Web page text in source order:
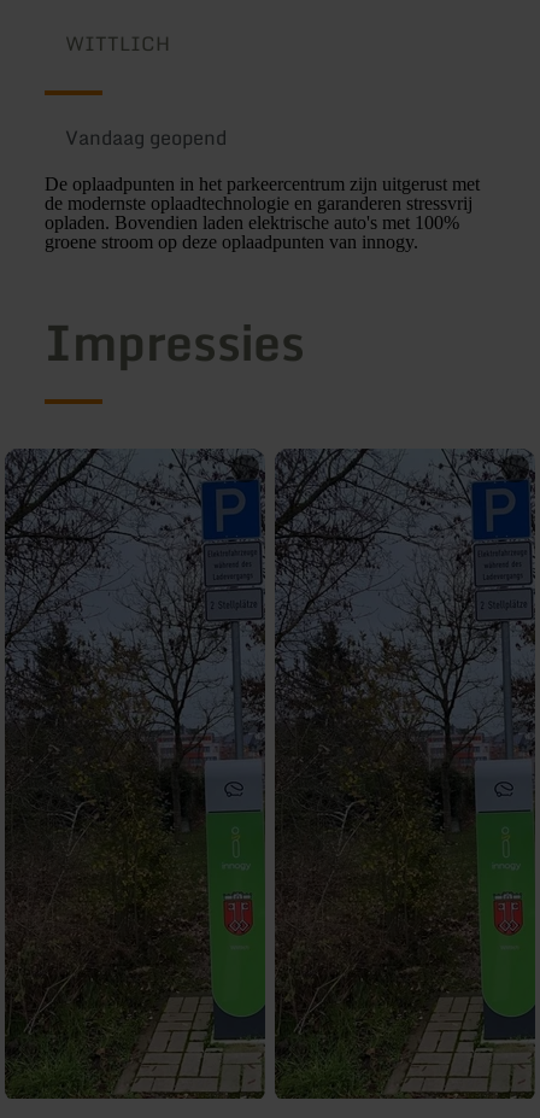
WITTLICH
Vandaag geopend
De oplaadpunten in het parkeercentrum zijn uitgerust met
de modernste oplaadtechnologie en garanderen stressvrij
opladen. Bovendien laden elektrische auto's met 100%
groene stroom op deze oplaadpunten van innogy.
Impressies